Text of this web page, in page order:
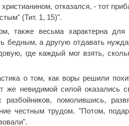
отказался, - тот
(Тит. 1, 15)".
также весьма характерна
бедным, а другую отдавать
где каждый мог взять,
о том, как воры решили
невидимой силой оказались
помолившись,
честным трудом. "Потом,